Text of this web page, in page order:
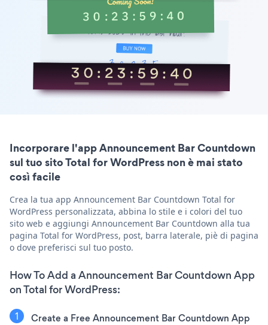
Incorporare l'app Announcement Bar Countdown
sul tuo sito Total for WordPress non è mai stato
così facile
Crea la tua app Announcement Bar Countdown Total for
WordPress personalizzata, abbina lo stile e i colori del tuo
sito web e aggiungi Announcement Bar Countdown alla tua
pagina Total for WordPress, post, barra laterale, piè di pagina
o dove preferisci sul tuo posto.
How To Add a Announcement Bar Countdown App
on Total for WordPress:
Create a Free Announcement Bar Countdown App